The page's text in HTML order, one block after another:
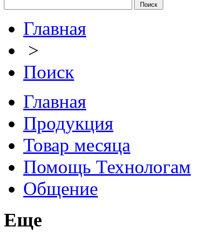
Главная
>
Поиск
Главная
Продукция
Товар месяца
Помощь Технологам
Общение
Еще